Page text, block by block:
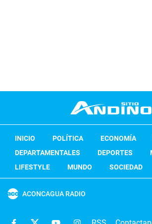
INICIO POLÍTICA ECONOMÍA
DEPARTAMENTALES
DEPORTES
LIFESTYLE
MUNDO SOCIEDAD
ACONCAGUA RADIO